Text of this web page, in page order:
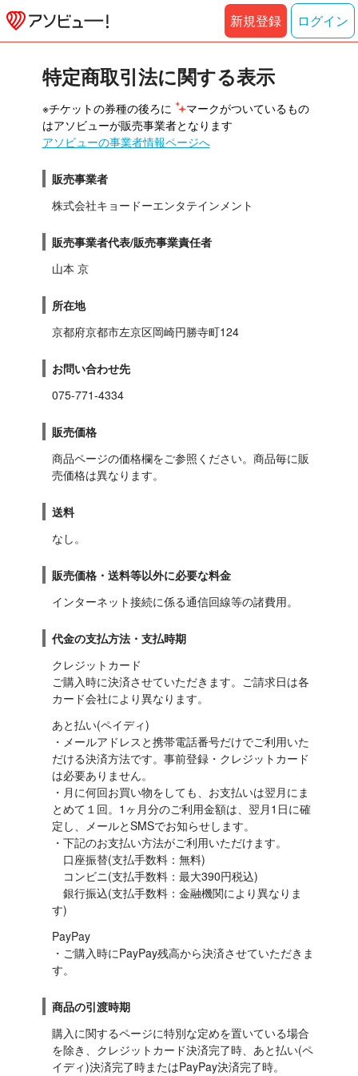
新規登録 ログイン
特定商取引法に関する表示
※チケットの券種の後ろに
マークがついているもの
はアソビューが販売事業者となります
アソビューの事業者情報ページへ
販売事業者
株式会社キョードーエンタテインメント
販売事業者代表/販売事業責任者
山本 京
所在地
京都府京都市左京区岡崎円勝寺町124
お問い合わせ先
075-771-4334
販売価格
商品ページの価格欄をご参照ください。商品毎に販
売価格は異なります。
送料
なし。
販売価格・送料等以外に必要な料金
インターネット接続に係る通信回線等の諸費用。
代金の支払方法・支払時期
クレジットカード
ご購入時に決済させていただきます。ご請求日は各
カード会社により異なります。
あと払い(ペイディ)
・メールアドレスと携帯電話番号だけでご利用いた
だける決済方法です。事前登録・クレジットカード
は必要ありません。
・月に何回お買い物をしても、お支払いは翌月にま
とめて１回。1ヶ月分のご利用金額は、翌月1日に確
定し、メールとSMSでお知らせします。
・下記のお支払い方法がご利用いただけます。
口座振替(支払手数料：無料)
コンビニ(支払手数料：最大390円税込)
銀行振込(支払手数料：金融機関により異なりま
す)
PayPay
・ご購入時にPayPay残高から決済させていただきま
す。
商品の引渡時期
購入に関するページに特別な定めを置いている場合
を除き、クレジットカード決済完了時、あと払い(ペ
イディ)決済完了時またはPayPay決済完了時。